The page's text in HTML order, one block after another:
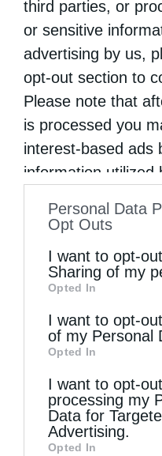
third parties, or
or sensitive
advertising by us,
opt-out section to
Please note that
is processed you
interest-based ads
information utilized
to your opt-out.
information by
of downstream
information may
third parties on the
Downstream
disclose it to other
Personal Data
Opt Outs
I want to opt-
Sharing of my
Opted In
I want to opt-
of my Personal
Opted In
I want to opt-
processing my
Data for
Advertising.
Opted In
και όποιο
εί­ναι αυτό
πός της
απα­ραί­τη­το …
Γεροντικό